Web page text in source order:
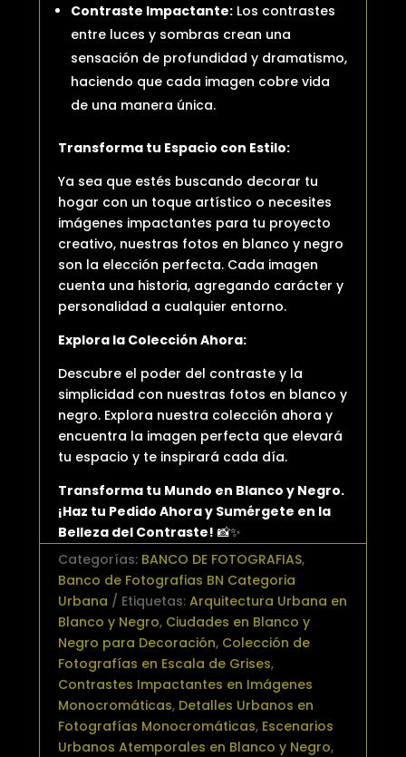
Contraste Impactante:Los contrastes
entre luces y sombras crean una
sensación de profundidad y dramatismo,
haciendo que cada imagen cobre vida
de una manera única.
Transforma tu Espacio con Estilo:
Ya sea que estés buscando decorar tu
hogar con un toque artístico o necesites
imágenes impactantes para tu proyecto
creativo, nuestras fotos en blanco y negro
son la elección perfecta. Cada imagen
cuenta una historia, agregando carácter y
personalidad a cualquier entorno.
Explora la Colección Ahora:
Descubre el poder del contraste y la
simplicidad con nuestras fotos en blanco y
negro. Explora nuestra colección ahora y
encuentra la imagen perfecta que elevará
tu espacio y te inspirará cada día.
Transforma tu Mundo en Blanco y Negro.
¡Haz tu Pedido Ahora y Sumérgete en la
Belleza del Contraste! 📸✨
Categorías: BANCO DE FOTOGRAFIAS,
Banco de Fotografias BN Categoria
Urbana
Etiquetas: Arquitectura Urbana en
Blanco y Negro, Ciudades en Blanco y
Negro para Decoración, Colección de
Fotografías en Escala de Grises,
Contrastes Impactantes en Imágenes
Monocromáticas, Detalles Urbanos en
Fotografías Monocromáticas, Escenarios
Urbanos Atemporales en Blanco y Negro,